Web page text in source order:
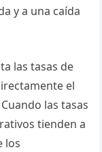
y a una caída
las tasas de
el
las tasas
tienden a
los